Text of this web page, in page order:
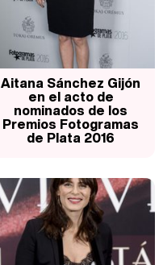
Aitana Sánchez Gijón
en el acto de
nominados de los
Premios Fotogramas
de Plata 2016